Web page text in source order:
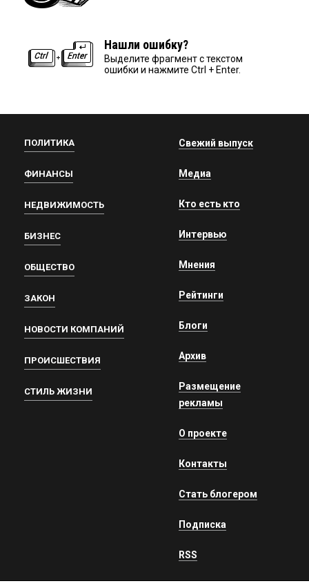
Нашли ошибку?
Выделите фрагмент с текстом
ошибки и нажмите Ctrl + Enter.
ПОЛИТИКА
ФИНАНСЫ
НЕДВИЖИМОСТЬ
БИЗНЕС
ОБЩЕСТВО
ЗАКОН
НОВОСТИ КОМПАНИЙ
ПРОИСШЕСТВИЯ
СТИЛЬ ЖИЗНИ
Свежий выпуск
Медиа
Кто есть кто
Интервью
Мнения
Рейтинги
Блоги
Архив
Размещение
рекламы
О проекте
Контакты
Стать блогером
Подписка
RSS